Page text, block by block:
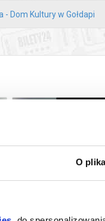
O
- Dom Kultury w Gołdapi